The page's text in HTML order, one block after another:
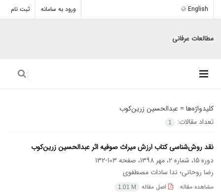
ورود به سامانه ثبت نام English
مطالعات عرفانی
کلیدواژه‌ها = عبدالحسین زرین‌کوب
تعداد مقالات:
1
نقد روش‌شناسی کتاب ارزش میراث صوفیه اثر عبدالحسین زرین‌کوب
دوره 15، شماره 2، مهر 1398، صفحه
103-132
رضا روحانی؛ ندا سادات مصطفوی
مشاهده مقاله اصل مقاله 1.01 M